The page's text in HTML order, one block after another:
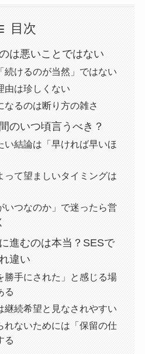
目次
は悪いことではない
続けるのが当然」ではない
由は珍しくない
なるのは断り方の雑さ
のいつ頃言うべき？
い結論は「早ければ早いほ
って望ましいタイミングは
いつなのか」で迷ったら営
進むのは本当？SESで
違い
勝手にされた」と感じる場
る
継続希望と見なされやすい
れないためには「保留の仕
る